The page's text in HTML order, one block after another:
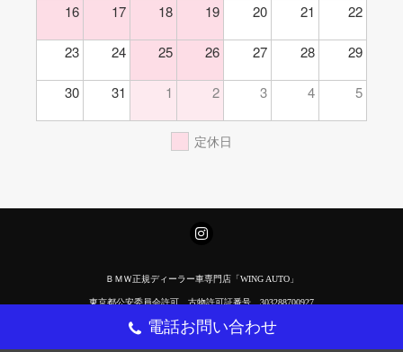
16 17 18 19 20 21 22
23 24 25 26 27 28 29
30 31 1 2 3 4 5
定休日
ＢＭＷ正規ディーラー車専門店「WING AUTO」
東京都公安委員会許可 古物許可証番号 303288700927
Copyright(C) 2017 ウイングオート All Rights Reserved.
電話お問い合わせ